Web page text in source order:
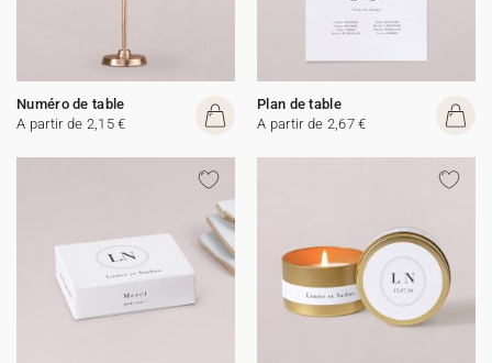
Numéro de table
A partir de 2,15 €
Plan de table
A partir de 2,67 €